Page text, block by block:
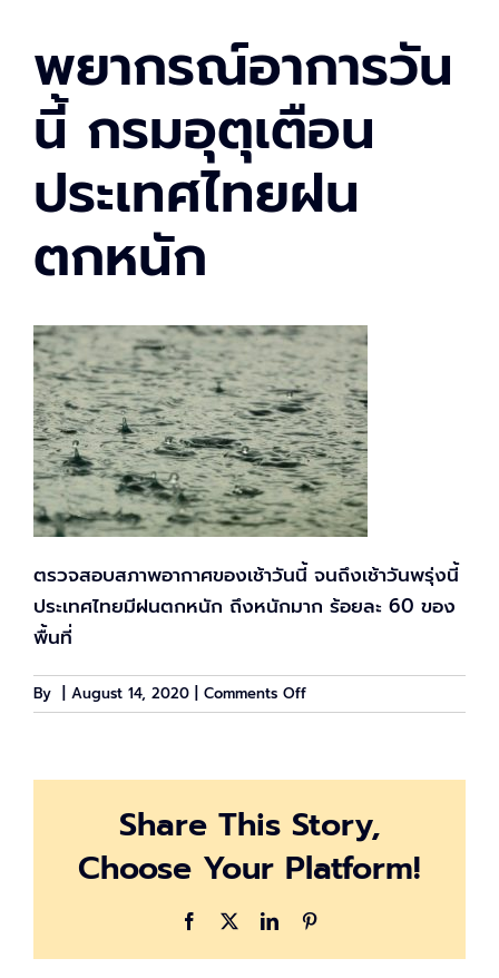
พยากรณ์อาการวัน
นี้ กรมอุตุเตือน
ประเทศไทยฝน
ตกหนัก
ตรวจสอบสภาพอากาศของเช้าวันนี้ จนถึงเช้าวันพรุ่งนี้
ประเทศไทยมีฝนตกหนัก ถึงหนักมาก ร้อยละ 60 ของ
พื้นที่
By August 14, 2020 Comments Offon
พยากรณ์
กรม
อุตุ
เตือน
ฝน
Share This Story,
Choose Your Platform!
Facebook LinkedIn